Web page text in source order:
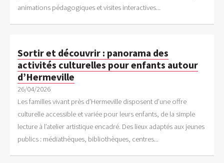
animations pédagogiques et visites interactives...
Sortir et découvrir : panorama des
activités culturelles pour enfants autour
d’Hermeville
26/04/2026
Les familles vivant près d’Hermeville disposent d’une offre
culturelle accessible et variée pour leurs enfants, de la simple
lecture à l’atelier artistique encadré. Des lieux adaptés aux jeunes
publics : médiathèques, bibliothèques, centres...